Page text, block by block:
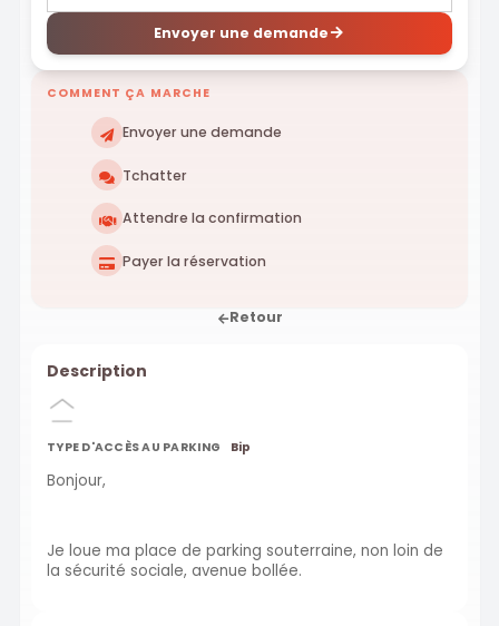
Envoyer une demande
COMMENT ÇA MARCHE
Envoyer une demande
Tchatter
Attendre la confirmation
Payer la réservation
Retour
Description
TYPE D'ACCÈS AU PARKING Bip
Bonjour,
Je loue ma place de parking souterraine, non loin de
la sécurité sociale, avenue bollée.